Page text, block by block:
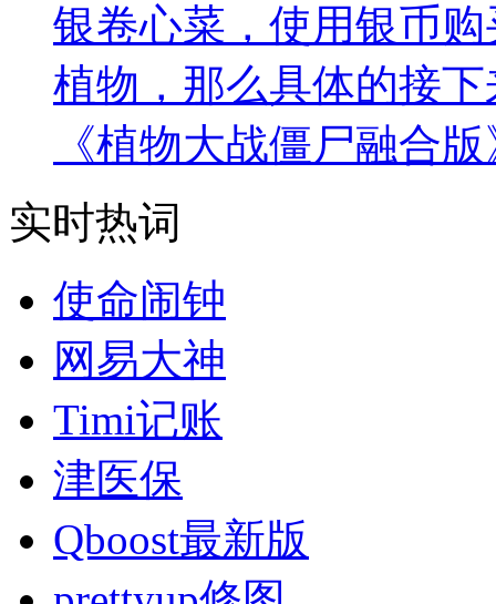
银卷心菜，使用银币
植物，那么具体的接
《植物大战僵尸融合
实时热词
使命闹钟
网易大神
Timi记账
津医保
Qboost最新版